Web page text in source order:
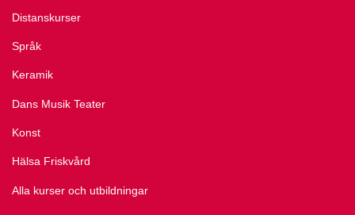
Distanskurser
Språk
Keramik
Dans Musik Teater
Konst
Hälsa Friskvård
Alla kurser och utbildningar